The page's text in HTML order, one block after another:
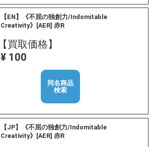
【EN】《不屈の独創力/Indomitable
Creativity》[AER] 赤R
【買取価格】
¥ 100
同名商品
検索
【JP】《不屈の独創力/Indomitable
Creativity》[AER] 赤R